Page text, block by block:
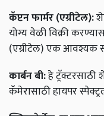
कॅप्टन फार्मर (एग्रीटेल):
योग्य वेळी विक्री
(एग्रीटेल) एक आवश्यक
कार्बन बी:हे ट्रॅक्टरसाठी
कॅमेरासाठी हायपर